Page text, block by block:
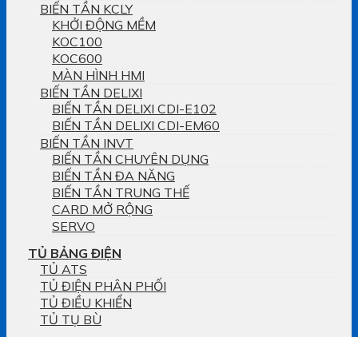
BIẾN TẦN KCLY
KHỞI ĐỘNG MỀM
KOC100
KOC600
MÀN HÌNH HMI
BIẾN TẦN DELIXI
BIẾN TẦN DELIXI CDI-E102
BIẾN TẦN DELIXI CDI-EM60
BIẾN TẦN INVT
BIẾN TẦN CHUYÊN DỤNG
BIẾN TẦN ĐA NĂNG
BIẾN TẦN TRUNG THẾ
CARD MỞ RỘNG
SERVO
TỦ BẢNG ĐIỆN
TỦ ATS
TỦ ĐIỆN PHÂN PHỐI
TỦ ĐIỀU KHIỂN
TỦ TỤ BÙ